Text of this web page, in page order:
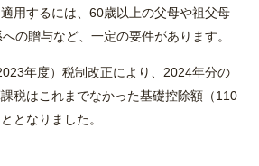
用するには、60歳以上の父母や祖父母
の贈与など、一定の要件があります。
年度）税制改正により、2024年分の
税はこれまでなかった基礎控除額（110
となりました。